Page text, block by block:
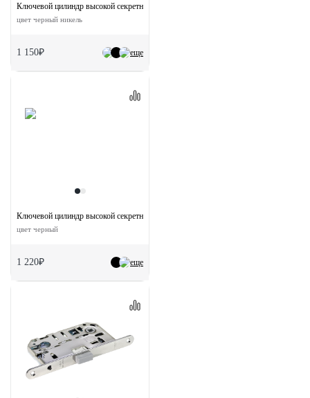
еще
Ключевой цилиндр высокой секретности HS 60CK BN с заверткой (60мм)
цвет черный никель
1 150₽
еще
Ключевой цилиндр высокой секретности HS 70CK BL с заверткой (70мм)
цвет черный
1 220₽